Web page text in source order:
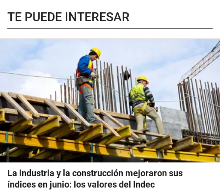
TE PUEDE INTERESAR
La industria y la construcción mejoraron sus
índices en junio: los valores del Indec